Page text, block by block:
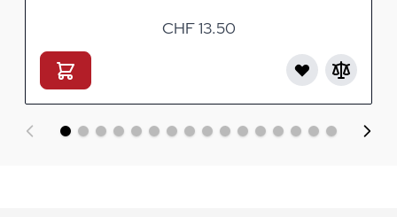
CHF 13.50